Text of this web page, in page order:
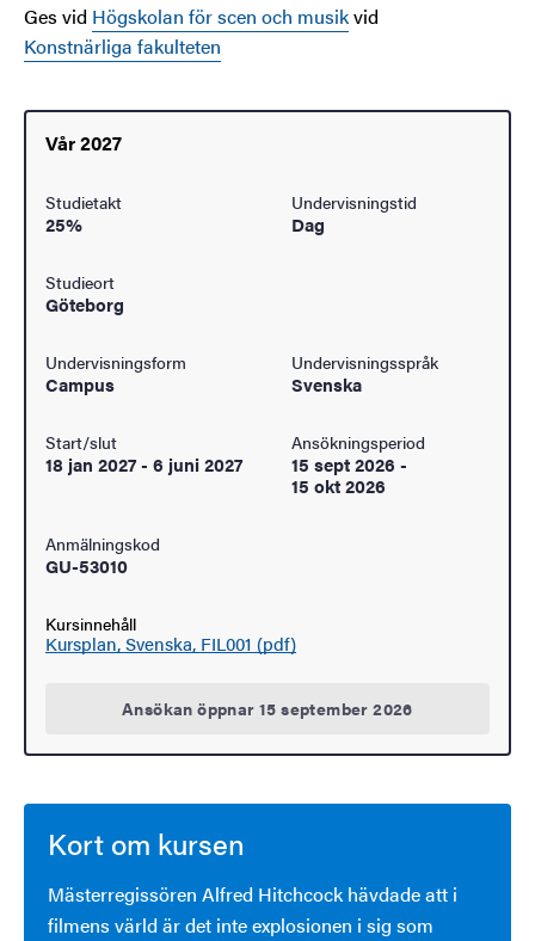
Ges vid Högskolan för scen och musikvid
Konstnärliga fakulteten
Vår 2027
Studietakt
25%
Undervisningstid
Dag
Studieort
Göteborg
Undervisningsform
Campus
Undervisningsspråk
Svenska
Start/slut
18 jan 2027- 6 juni 2027
Ansökningsperiod
15 sept 2026 -
15 okt 2026
Anmälningskod
GU-53010
Kursinnehåll
Kursplan, Svenska, FIL001 (pdf)
Ansökan öppnar 15 september 2026
Kort om kursen
Mästerregissören Alfred Hitchcock hävdade att i
filmens värld är det inte explosionen i sig som